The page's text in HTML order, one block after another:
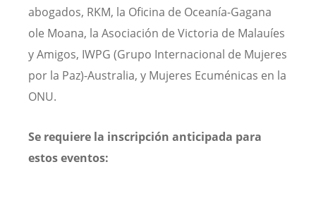
abogados, RKM, la Oficina de Oceanía-Gagana
ole Moana, la Asociación de Victoria de Malauíes
y Amigos, IWPG (Grupo Internacional de Mujeres
por la Paz)-Australia, y Mujeres Ecuménicas en la
ONU.
Se requiere la inscripción anticipada para
estos eventos: